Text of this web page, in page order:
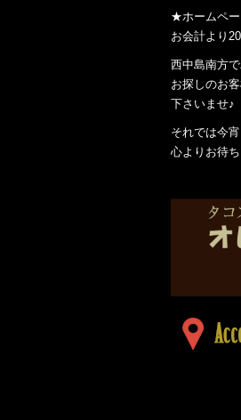
★ホームペー
お会計より
西中島南方
お探しのお
下さいませ♪
それでは今
心よりお待ち